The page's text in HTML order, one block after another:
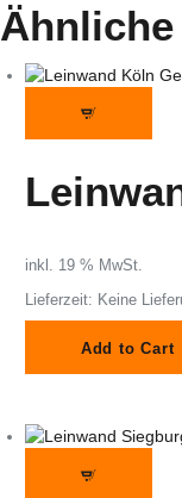
inkl. 19 % MwSt.
Lieferzeit: Keine
Add to Cart